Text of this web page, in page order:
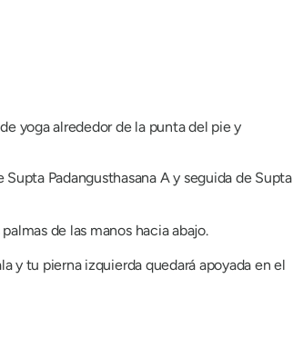
yoga alrededor de la punta del pie y
Supta Padangusthasana A y seguida de Supta
de las manos hacia abajo.
y tu pierna izquierda quedará apoyada en el